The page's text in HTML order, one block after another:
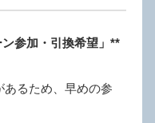
参加・引換希望」**
るため、早めの参